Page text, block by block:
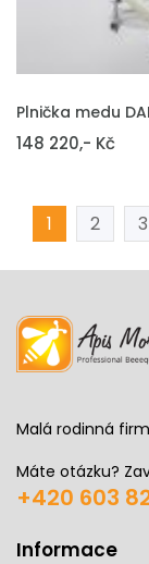
VLOŽIT DO KOŠÍKU
Plnička medu
148 220,- Kč
1 2 3
Malá rodinná
Máte otázku?
+420 603
Informace